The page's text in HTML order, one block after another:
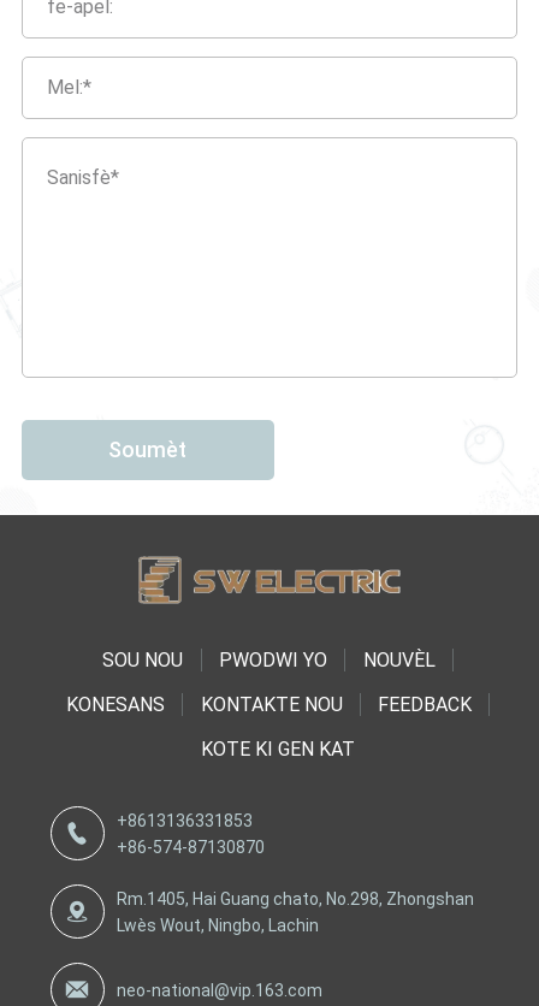
Soumèt
SOU NOU PWODWI YO
NOUVÈL
KONESANS
KONTAKTE NOU
FEEDBACK
KOTE KI GEN KAT
+8613136331853
+86-574-87130870
Rm.1405, Hai Guang chato, No.298, Zhongshan
Lwès Wout, Ningbo, Lachin
neo-national@vip.163.com